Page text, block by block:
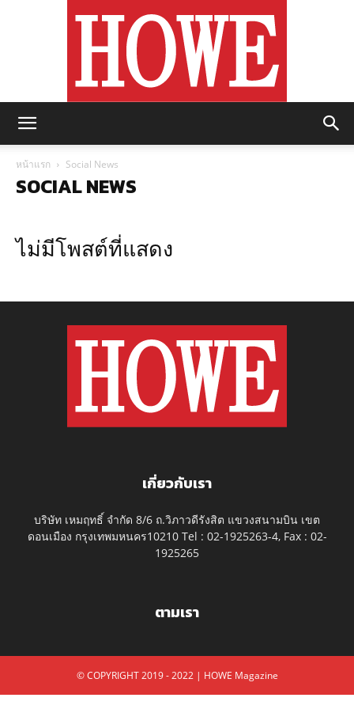
หน้าแรก Social News
SOCIAL NEWS
ไม่มีโพสต์ที่แสดง
เกี่ยวกับเรา
บริษัท เหมฤทธิ์ จำกัด 8/6 ถ.วิภาวดีรังสิต แขวงสนามบิน เขต
ดอนเมือง กรุงเทพมหนคร10210 Tel : 02-1925263-4, Fax : 02-
1925265
ตามเรา
© COPYRIGHT 2019 - 2022 | HOWE Magazine